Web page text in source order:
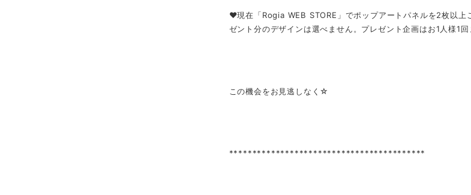
❤現在「Rogia WEB STORE」でポップアートパネルを2枚以
ゼント分のデザインは選べません。プレゼント企画はお1人様1
この機会をお見逃しなく☆
******************************************